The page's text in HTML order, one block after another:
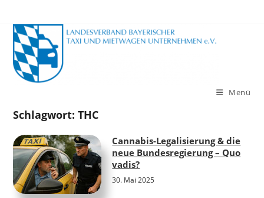
Inhalt
springen
Menü
Schlagwort:THC
Cannabis-Legalisierung & die
neue Bundesregierung – Quo
vadis?
30. Mai 2025